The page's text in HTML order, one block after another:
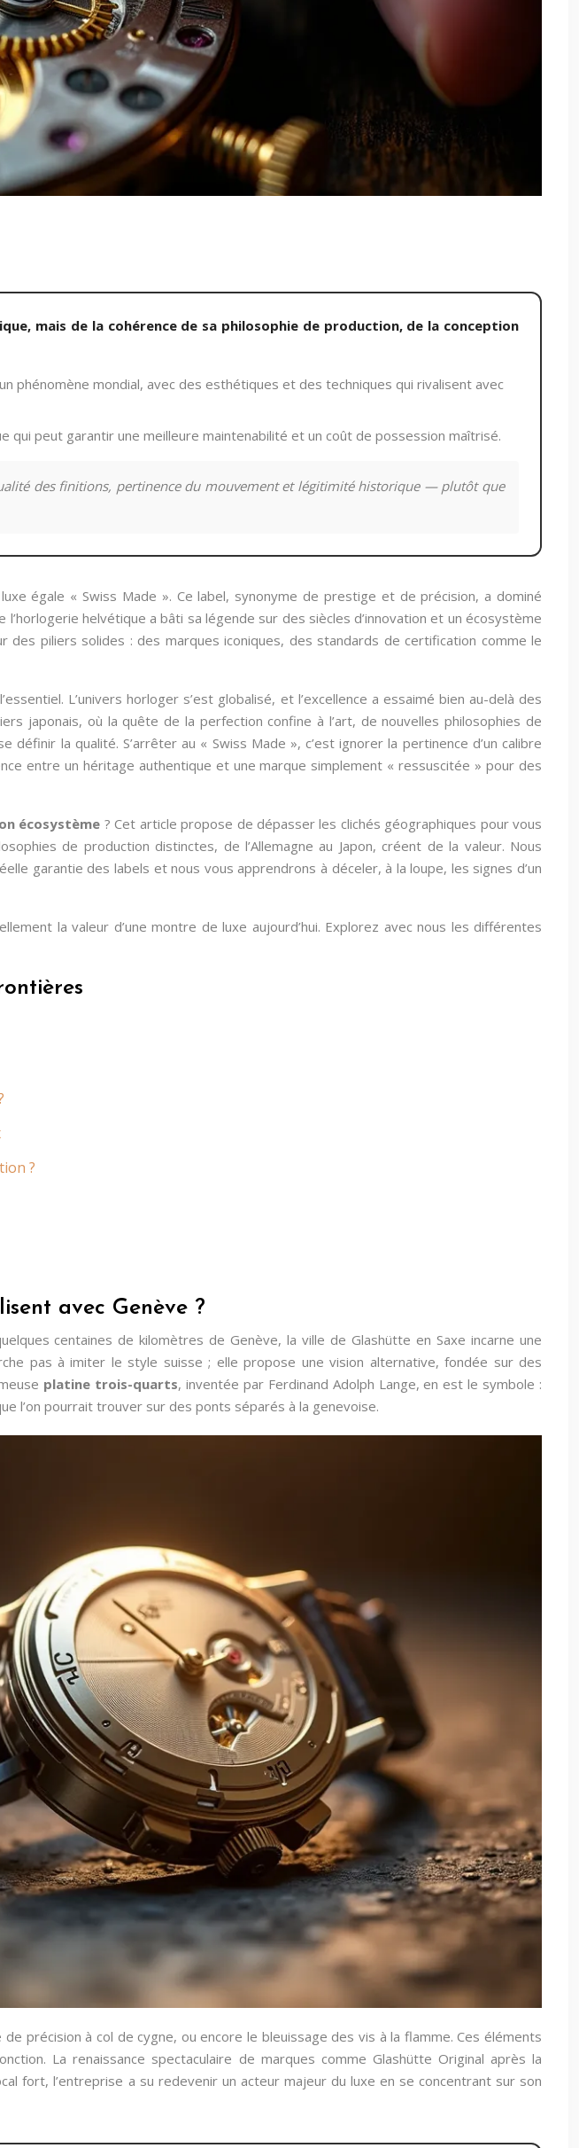
mais de la cohérence de sa philosophie de production, de la conception
phénomène mondial, avec des esthétiques et des techniques qui rivalisent avec
qui peut garantir une meilleure maintenabilité et un coût de possession maîtrisé.
des finitions, pertinence du mouvement et légitimité historique — plutôt que
égale « Swiss Made ». Ce label, synonyme de prestige et de précision, a dominé
helvétique a bâti sa légende sur des siècles d’innovation et un écosystème
piliers solides : des marques iconiques, des standards de certification comme le
L’univers horloger s’est globalisé, et l’excellence a essaimé bien au-delà des
japonais, où la quête de la perfection confine à l’art, de nouvelles philosophies de
la qualité. S’arrêter au « Swiss Made », c’est ignorer la pertinence d’un calibre
entre un héritage authentique et une marque simplement « ressuscitée » pour des
écosystème ? Cet article propose de dépasser les clichés géographiques pour vous
de production distinctes, de l’Allemagne au Japon, créent de la valeur. Nous
garantie des labels et nous vous apprendrons à déceler, à la loupe, les signes d’un
la valeur d’une montre de luxe aujourd’hui. Explorez avec nous les différentes
?
avec Genève ?
centaines de kilomètres de Genève, la ville de Glashütte en Saxe incarne une
pas à imiter le style suisse ; elle propose une vision alternative, fondée sur des
platine trois-quarts, inventée par Ferdinand Adolph Lange, en est le symbole :
l’on pourrait trouver sur des ponts séparés à la genevoise.
précision à col de cygne, ou encore le bleuissage des vis à la flamme. Ces éléments
La renaissance spectaculaire de marques comme Glashütte Original après la
fort, l’entreprise a su redevenir un acteur majeur du luxe en se concentrant sur son